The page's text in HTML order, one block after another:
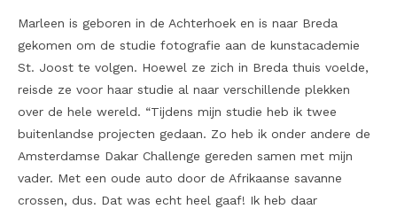
Marleen is geboren in de Achterhoek en is naar Breda
gekomen om de studie fotografie aan de kunstacademie
St. Joost te volgen. Hoewel ze zich in Breda thuis voelde,
reisde ze voor haar studie al naar verschillende plekken
over de hele wereld. “Tijdens mijn studie heb ik twee
buitenlandse projecten gedaan. Zo heb ik onder andere de
Amsterdamse Dakar Challenge gereden samen met mijn
vader. Met een oude auto door de Afrikaanse savanne
crossen, dus. Dat was echt heel gaaf! Ik heb daar